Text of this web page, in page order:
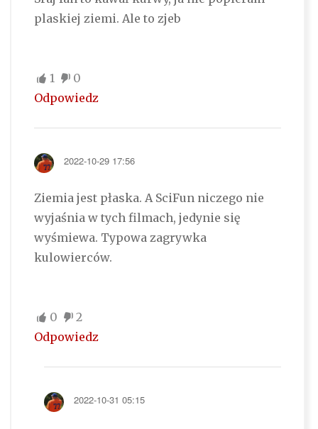
plaskiej ziemi. Ale to zjeb
1
0
Odpowiedz
2022-10-29 17:56
Ziemia jest płaska. A SciFun niczego nie
wyjaśnia w tych filmach, jedynie się
wyśmiewa. Typowa zagrywka
kulowierców.
0
2
Odpowiedz
2022-10-31 05:15